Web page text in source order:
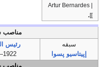
| Artur Bernardes
]]
.
مناصب
سبقه
إپيتاسيو پسوا
رئيس
1922–1926